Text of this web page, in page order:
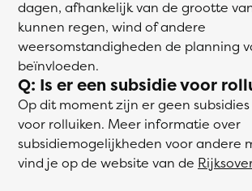
dagen, afhankelijk van de grootte
kunnen regen, wind of andere
weersomstandigheden de planning
beïnvloeden.
Q: Is er een subsidie voor
Op dit moment zijn er geen
voor rolluiken. Meer informatie over
subsidiemogelijkheden voor andere
vind je op de website van de